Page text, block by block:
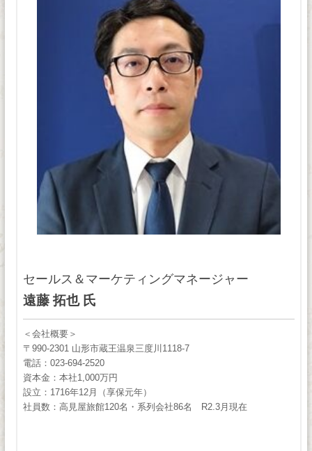
セールス＆マーケティングマネージャー
遠藤 拓也 氏
＜会社概要＞
〒990-2301 山形市蔵王温泉三度川1118-7
電話：023-694-2520
資本金：本社1,000万円
設立：1716年12月（享保元年）
社員数：高見屋旅館120名・系列会社86名 R2.3月現在